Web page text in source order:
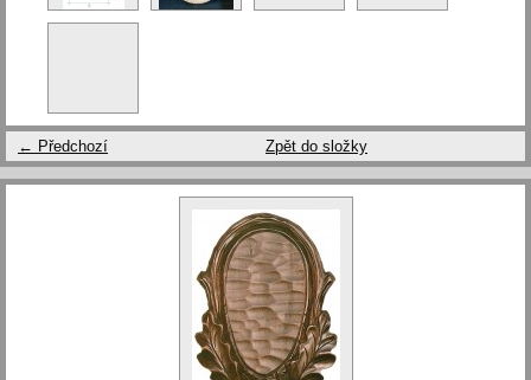
← Předchozí Zpět do složky